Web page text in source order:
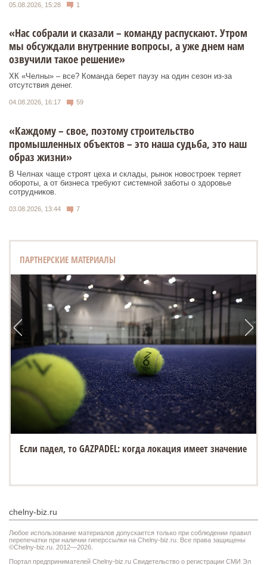
05.08.2026, 15:28 1
«Нас собрали и сказали – команду распускают. Утром
мы обсуждали внутренние вопросы, а уже днем нам
озвучили такое решение»
ХК «Челны» – все? Команда берет паузу на один сезон из-за
отсутствия денег.
04.08.2026, 16:17 59
«Каждому – свое, поэтому строительство
промышленных объектов – это наша судьба, это наш
образ жизни»
В Челнах чаще строят цеха и склады, рынок новостроек теряет
обороты, а от бизнеса требуют системной заботы о здоровье
сотрудников.
03.08.2026, 13:44 7
ПАРТНЕРСКИЕ МАТЕРИАЛЫ
Если падел, то GAZPADEL: когда локация имеет значение
chelny-biz.ru
Любое использование материалов допускается только при соблюдении правил
перепечатки при наличии гиперссылки на Chelny-biz.ru. Все права защищены
©Chelny-biz.ru. 2012—2026.
Портал предпринимателей Chelny-biz.ru Свидетельство о регистрации СМИ Эл